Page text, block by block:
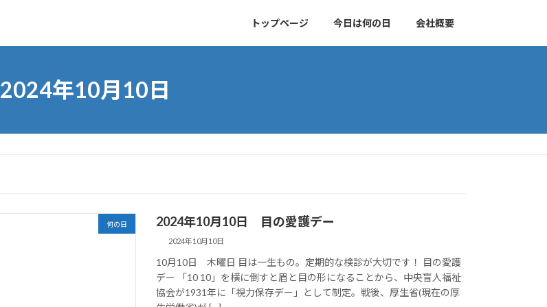
トップページ 今日は何の日 会社概要
2024年10月10日
何の日 2024年10月10日 目の愛護デー
2024年10月10日
10月10日 木曜日 目は一生もの。定期的な検診が大切です！ 目の愛護
デー 「10 10」を横に倒すと眉と目の形になることから、中央盲人福祉
協会が1931年に「視力保存デー」として制定。戦後、厚生省(現在の厚